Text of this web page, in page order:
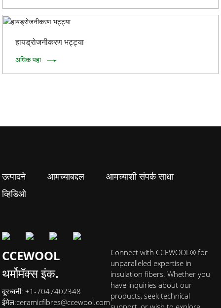
हायड्रोजनीकरण भट्ट्या
अधिक पहा
उत्पादने आमच्याबद्दल
आमच्याशी संपर्क साधा
व्हिडिओ
CCEWOOL
थर्मोमॅक्स इंक.
दूरध्वनी: +1-7047402348
ईमेल:ceramicfibres@ccewool.com
Connect with CCEWOOL® for
unparalleled expertise in
insulation fibers. Whether you
have inquiries about our
products, seek technical